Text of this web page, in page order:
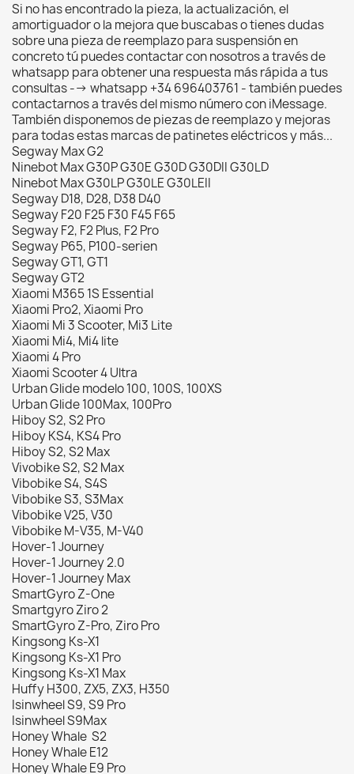
Si no has encontrado la pieza, la actualización, el
amortiguador o la mejora que buscabas o tienes dudas
sobre una pieza de reemplazo para suspensión en
concreto tú puedes contactar con nosotros a través de
whatsapp para obtener una respuesta más rápida a tus
consultas --> whatsapp +34 696403761 - también puedes
contactarnos a través del mismo número con iMessage.
También disponemos de piezas de reemplazo y mejoras
para todas estas marcas de patinetes eléctricos y más...
Segway Max G2
Ninebot Max G30P G30E G30D G30DII G30LD
Ninebot Max G30LP G30LE G30LEII
Segway D18, D28, D38 D40
Segway F20 F25 F30 F45 F65
Segway F2, F2 Plus, F2 Pro
Segway P65, P100-serien
Segway GT1, GT1
Segway GT2
Xiaomi M365 1S Essential
Xiaomi Pro2, Xiaomi Pro
Xiaomi Mi 3 Scooter, Mi3 Lite
Xiaomi Mi4, Mi4 lite
Xiaomi 4 Pro
Xiaomi Scooter 4 Ultra
Urban Glide modelo 100, 100S, 100XS
Urban Glide 100Max, 100Pro
Hiboy S2, S2 Pro
Hiboy KS4, KS4 Pro
Hiboy S2, S2 Max
Vivobike S2, S2 Max
Vibobike S4, S4S
Vibobike S3, S3Max
Vibobike V25, V30
Vibobike M-V35, M-V40
Hover-1 Journey
Hover-1 Journey 2.0
Hover-1 Journey Max
SmartGyro Z-One
Smartgyro Ziro 2
SmartGyro Z-Pro, Ziro Pro
Kingsong Ks-X1
Kingsong Ks-X1 Pro
Kingsong Ks-X1 Max
Huffy H300, ZX5, ZX3, H350
Isinwheel S9, S9 Pro
Isinwheel S9Max
Honey Whale S2
Honey Whale E12
Honey Whale E9 Pro